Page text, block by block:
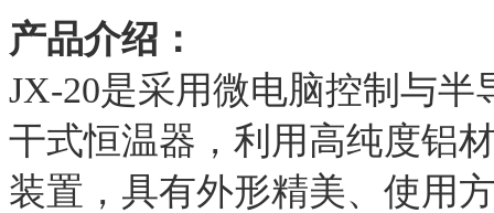
产品介绍：
JX-20是采用微电脑控制与
干式恒温器，利用高纯度铝
装置，具有外形精美、使用